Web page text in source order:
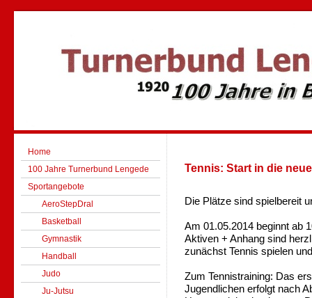
Home
100 Jahre Turnerbund Lengede
Sportangebote
AeroStepDral
Basketball
Gymnastik
Handball
Judo
Ju-Jutsu
Tennis: Start in die
Die Plätze sind spielbereit
Am 01.05.2014 beginnt ab
Aktiven + Anhang sind
zunächst Tennis spielen
Zum Tennistraining: Das
Jugendlichen erfolgt nach